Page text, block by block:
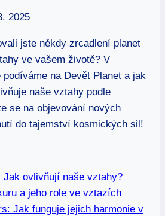
2025
jste někdy zrcadlení planet⁤
ve‌ vašem životě? V
‍na ​Devět‍ Planet a jak⁢
naše vztahy podle
se ⁤na objevování nových
do tajemství kosmických⁤ sil!
Jak ovlivňují naše vztahy?
a jeho role ve vztazích
Jak funguje jejich‍ harmonie v